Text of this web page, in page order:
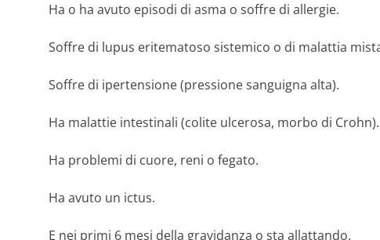
Ha o ha avuto episodi di asma o soffre di allergie.
Soffre di lupus eritematoso sistemico o di malattia
Soffre di ipertensione (pressione sanguigna alta).
Ha malattie intestinali (colite ulcerosa, morbo di Crohn).
Ha problemi di cuore, reni o fegato.
Ha avuto un ictus.
E nei primi 6 mesi della gravidanza o sta allattando.